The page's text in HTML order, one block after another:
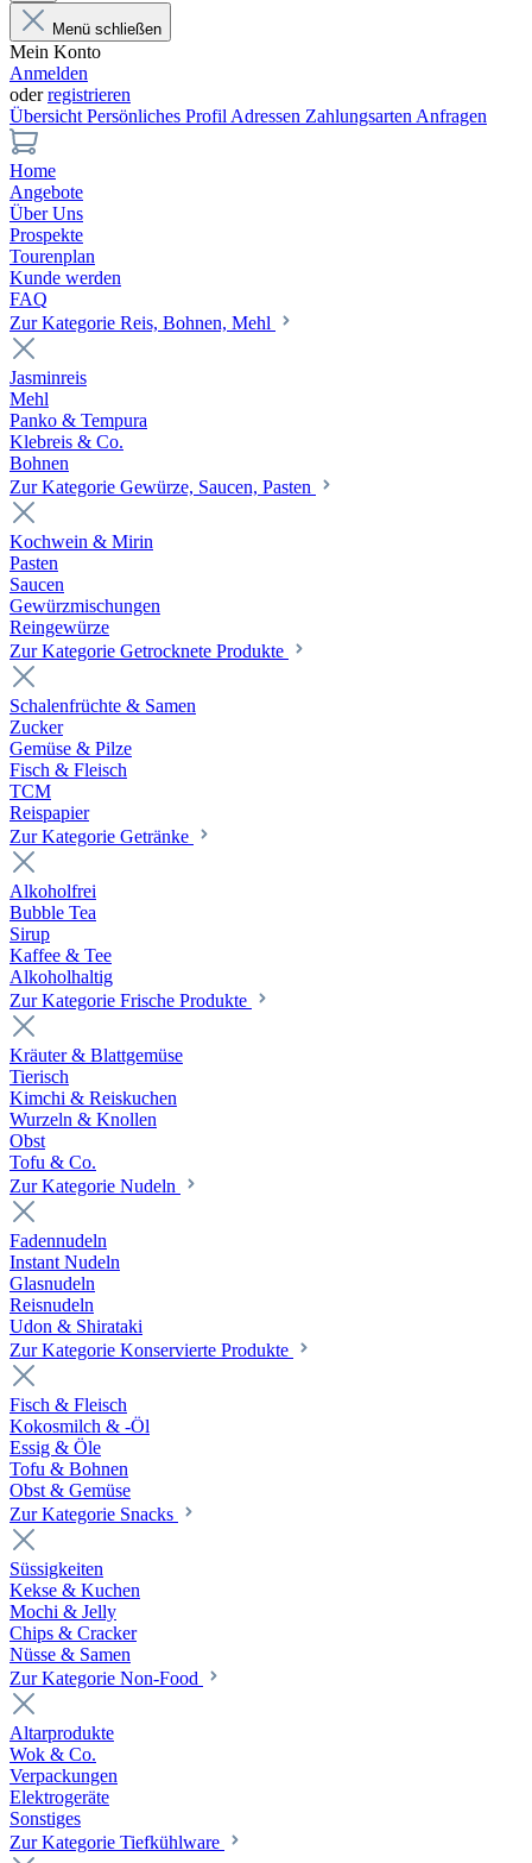
Menü schließen
Mein Konto
Anmelden
oderregistrieren
Übersicht Persönliches Profil Adressen Zahlungsarten Anfragen
Home
Angebote
Über Uns
Prospekte
Tourenplan
Kunde werden
FAQ
Zur Kategorie Reis, Bohnen, Mehl
Jasminreis
Mehl
Panko & Tempura
Klebreis & Co.
Bohnen
Zur Kategorie Gewürze, Saucen, Pasten
Kochwein & Mirin
Pasten
Saucen
Gewürzmischungen
Reingewürze
Zur Kategorie Getrocknete Produkte
Schalenfrüchte & Samen
Zucker
Gemüse & Pilze
Fisch & Fleisch
TCM
Reispapier
Zur Kategorie Getränke
Alkoholfrei
Bubble Tea
Sirup
Kaffee & Tee
Alkoholhaltig
Zur Kategorie Frische Produkte
Kräuter & Blattgemüse
Tierisch
Kimchi & Reiskuchen
Wurzeln & Knollen
Obst
Tofu & Co.
Zur Kategorie Nudeln
Fadennudeln
Instant Nudeln
Glasnudeln
Reisnudeln
Udon & Shirataki
Zur Kategorie Konservierte Produkte
Fisch & Fleisch
Kokosmilch & -Öl
Essig & Öle
Tofu & Bohnen
Obst & Gemüse
Zur Kategorie Snacks
Süssigkeiten
Kekse & Kuchen
Mochi & Jelly
Chips & Cracker
Nüsse & Samen
Zur Kategorie Non-Food
Altarprodukte
Wok & Co.
Verpackungen
Elektrogeräte
Sonstiges
Zur Kategorie Tiefkühlware